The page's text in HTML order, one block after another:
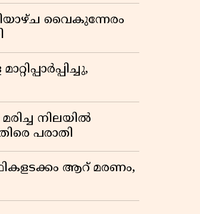
വൈകുന്നേരം
നിലയിൽ
പരാതി
ആറ് മരണം,